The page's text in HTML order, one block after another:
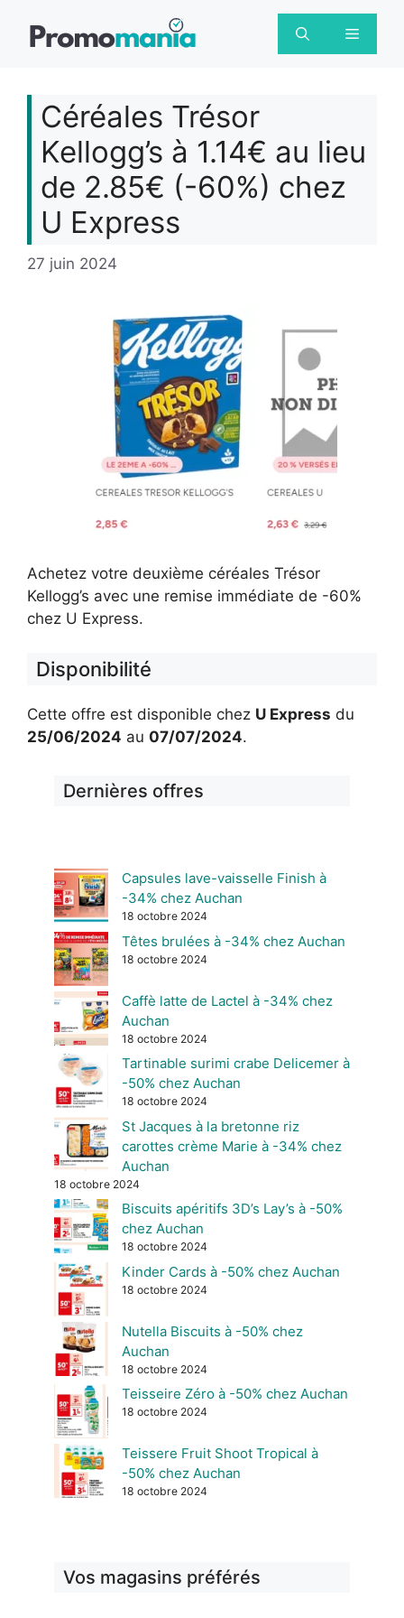
Menu
Céréales Trésor
Kellogg’s à 1.14€ au lieu
de 2.85€ (-60%) chez
U Express
27 juin 2024
Achetez votre deuxième céréales Trésor
Kellogg’s avec une remise immédiate de -60%
chez U Express.
Disponibilité
Cette offre est disponible chez U Express du
25/06/2024 au 07/07/2024.
Dernières offres
Capsules lave-vaisselle Finish à
-34% chez Auchan
18 octobre 2024
Têtes brulées à -34% chez Auchan
18 octobre 2024
Caffè latte de Lactel à -34% chez
Auchan
18 octobre 2024
Tartinable surimi crabe Delicemer à
-50% chez Auchan
18 octobre 2024
St Jacques à la bretonne riz
carottes crème Marie à -34% chez
Auchan
18 octobre 2024
Biscuits apéritifs 3D’s Lay’s à -50%
chez Auchan
18 octobre 2024
Kinder Cards à -50% chez Auchan
18 octobre 2024
Nutella Biscuits à -50% chez
Auchan
18 octobre 2024
Teisseire Zéro à -50% chez Auchan
18 octobre 2024
Teissere Fruit Shoot Tropical à
-50% chez Auchan
18 octobre 2024
Vos magasins préférés